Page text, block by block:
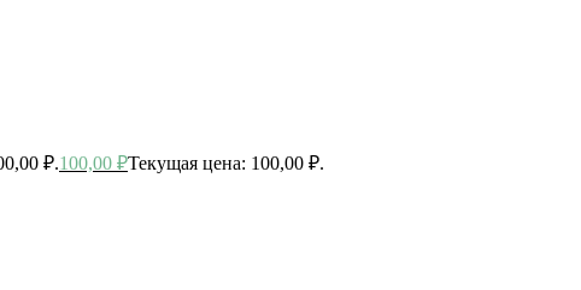
₽.100,00 ₽Текущая цена: 100,00 ₽.